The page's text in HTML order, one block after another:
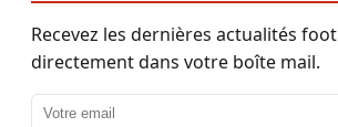
Recevez les dernières actualités
directement dans votre boîte mail.
Adresse email